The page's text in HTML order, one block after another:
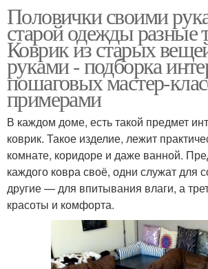
Половички своими
старой одежды разные
Коврик из старых
руками - подборка
пошаговых мастер-
примерами
В каждом доме, есть такой предмет
коврик. Такое изделие, лежит
комнате, коридоре и даже ванной.
каждого ковра своё, одни служат для
другие — для впитывания влаги, а
красоты и комфорта.